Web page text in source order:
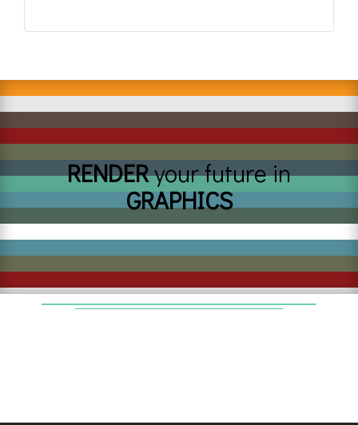
RENDERyour future in
GRAPHICS